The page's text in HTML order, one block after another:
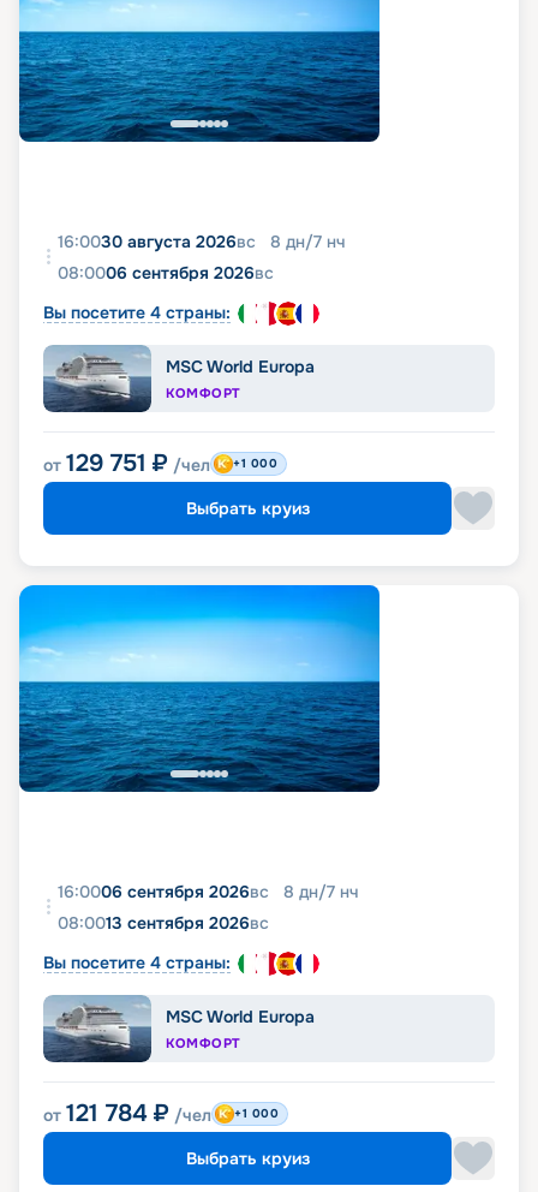
16:0030 августа 2026вс 8 дн/7 нч
08:0006 сентября 2026вс
Вы посетите 4 страны:
MSC World Europa
КОМФОРТ
от 129 751 ₽ /чел +1 000
Выбрать круиз
16:0006 сентября 2026вс 8 дн/7 нч
08:0013 сентября 2026вс
Вы посетите 4 страны:
MSC World Europa
КОМФОРТ
от 121 784 ₽ /чел +1 000
Выбрать круиз